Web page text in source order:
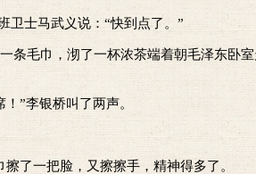
卫士马武义说：“快到点了。”
毛巾，沏了一杯浓茶端着朝毛泽东卧
”李银桥叫了两声。
了一把脸，又擦擦手，精神得多了。